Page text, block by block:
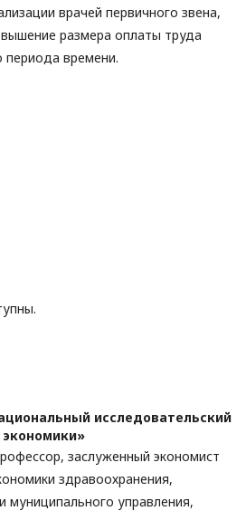
врачей первичного звена,
размера оплаты труда
периода времени.
исследовательский
заслуженный экономист
здравоохранения,
муниципального управления,